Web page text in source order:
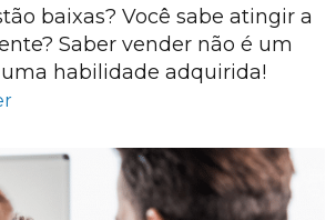
baixas? Você sabe atingir a
Saber vender não é um
habilidade adquirida!